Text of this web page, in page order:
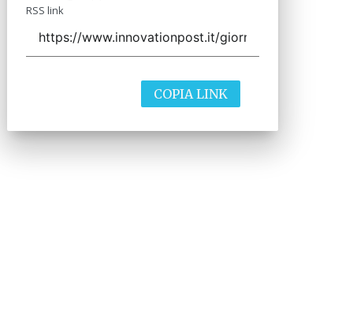
RSS link
COPIA LINK